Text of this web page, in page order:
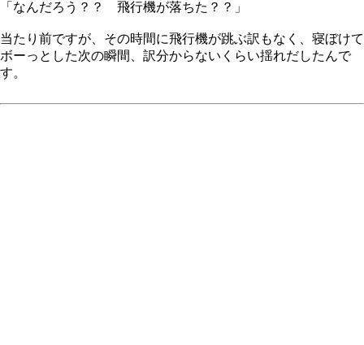
「なんだろう？？ 飛行機が落ちた？？」
当たり前ですが、その時間に飛行機が跳ぶ訳もなく、寝ぼけて
ボーっとした次の瞬間、訳分からないくらい揺れだしたんで
す。